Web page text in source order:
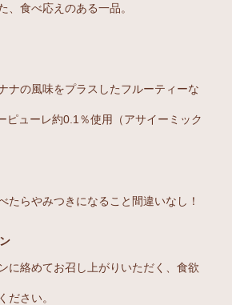
食べ応えのある一品。
ナの風味をプラスしたフルーティーな
ューレ約0.1％使用（アサイーミック
らやみつきになること間違いなし！
に絡めてお召し上がりいただく、食欲
さい。